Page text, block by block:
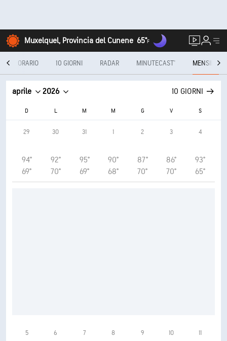
Muxelquel, Provincia del Cunene 65°F
ORARIO 10 GIORNI RADAR MINUTECAST® MENSILE
aprile 2026 10 GIORNI
D L M M G V S
29
94°
69°
30
92°
70°
31
95°
69°
1
90°
68°
2
87°
70°
3
86°
70°
4
93°
65°
5 6 7 8 9 10 11